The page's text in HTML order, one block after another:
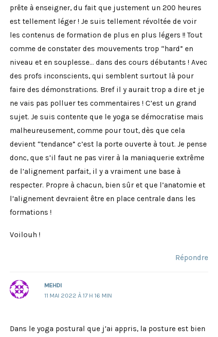
prête à enseigner, du fait que justement un 200 heures
est tellement léger ! Je suis tellement révoltée de voir
les contenus de formation de plus en plus légers !! Tout
comme de constater des mouvements trop “hard” en
niveau et en souplesse… dans des cours débutants ! Avec
des profs inconscients, qui semblent surtout là pour
faire des démonstrations. Bref il y aurait trop a dire et je
ne vais pas polluer tes commentaires ! C’est un grand
sujet. Je suis contente que le yoga se démocratise mais
malheureusement, comme pour tout, dès que cela
devient “tendance” c’est la porte ouverte à tout. Je pense
donc, que s’il faut ne pas virer à la maniaquerie extrême
de l’alignement parfait, il y a vraiment une base à
respecter. Propre à chacun, bien sûr et que l’anatomie et
l’alignement devraient être en place centrale dans les
formations !
Voilouh !
Répondre
MEHDI
11 MAI 2022 À 17 H 16 MIN
Dans le yoga postural que j’ai appris, la posture est bien